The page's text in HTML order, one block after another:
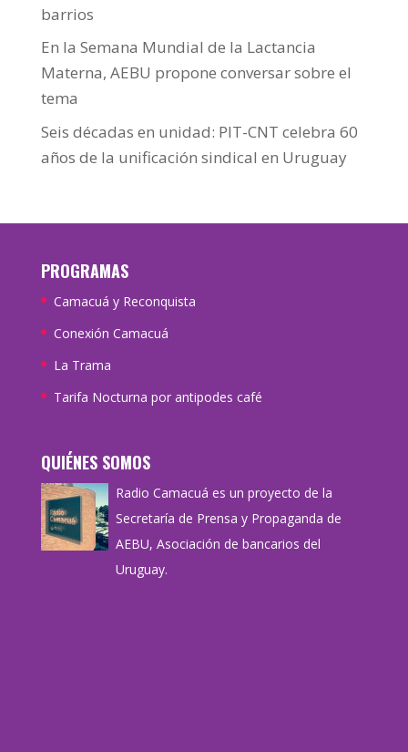
barrios
En la Semana Mundial de la Lactancia
Materna, AEBU propone conversar sobre el
tema
Seis décadas en unidad: PIT-CNT celebra 60
años de la unificación sindical en Uruguay
PROGRAMAS
Camacuá y Reconquista
Conexión Camacuá
La Trama
Tarifa Nocturna por antipodes café
QUIÉNES SOMOS
Radio Camacuá es un proyecto de la
Secretaría de Prensa y Propaganda de
AEBU, Asociación de bancarios del
Uruguay.